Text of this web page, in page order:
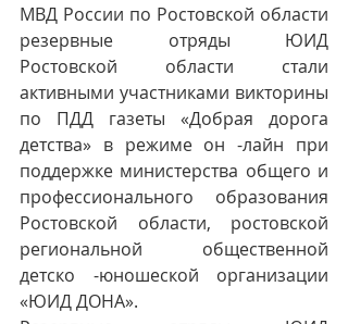
МВД России по Ростовской области
резервные отряды ЮИД
Ростовской области стали
активными участниками викторины
по ПДД газеты «Добрая дорога
детства» в режиме он -лайн при
поддержке министерства общего и
профессионального образования
Ростовской области, ростовской
региональной общественной
детско -юношеской организации
«ЮИД ДОНА».